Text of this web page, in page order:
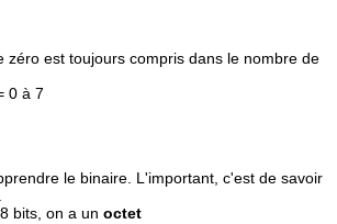
zéro est toujours compris dans le nombre de
0 à 7
le binaire. L'important, c'est de savoir
bits, on a un octet